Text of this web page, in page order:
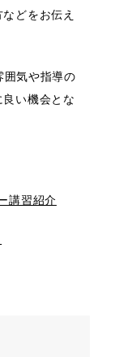
どをお伝え
気や指導の
い機会とな
講習紹介